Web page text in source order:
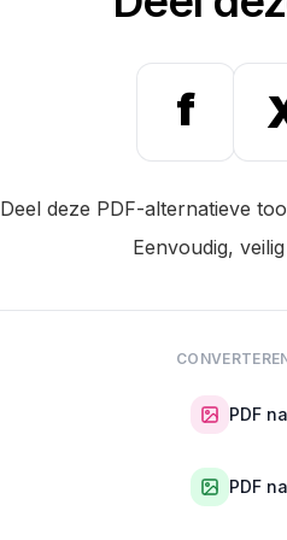
f
Deel deze PDF-alternatieve
Eenvoudig,
PDF
PDF